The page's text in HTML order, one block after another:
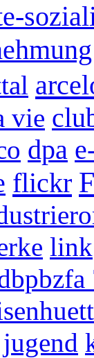
vie
dpa
flickr
link
jugend